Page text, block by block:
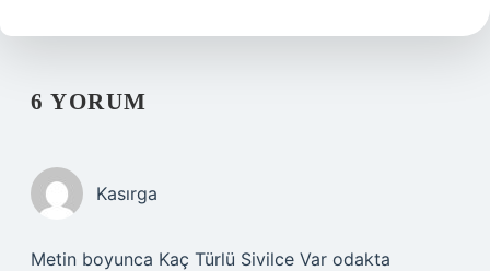
6 YORUM
Kasırga
Metin boyunca Kaç Türlü Sivilce Var odakta